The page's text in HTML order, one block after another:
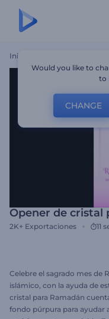
Inicio
Opener de cristal
2K+ Exportaciones 11
Celebre el sagrado mes de
islámico, con la ayuda de
cristal para Ramadán
fondo púrpura para ayudar
Would you like to
to
CHANGE